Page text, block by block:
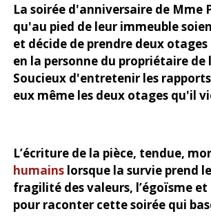
La soirée d'anniversaire de Mme
qu'au pied de leur immeuble
et décide de prendre deux
en la personne du propriétaire
Soucieux d'entretenir les
eux même les deux otages qu'il
L’écriture de la pièce, tendue,
humains lorsque la survie prend
fragilité des valeurs, l’égoïsme
pour raconter cette soirée qui